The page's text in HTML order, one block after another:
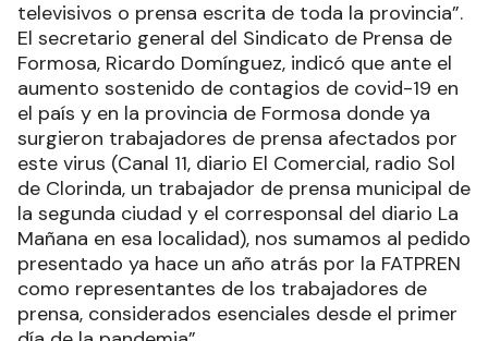
televisivos o prensa escrita de toda la provincia”.
El secretario general del Sindicato de Prensa de
Formosa, Ricardo Domínguez, indicó que ante el
aumento sostenido de contagios de covid-19 en
el país y en la provincia de Formosa donde ya
surgieron trabajadores de prensa afectados por
este virus (Canal 11, diario El Comercial, radio Sol
de Clorinda, un trabajador de prensa municipal de
la segunda ciudad y el corresponsal del diario La
Mañana en esa localidad), nos sumamos al pedido
presentado ya hace un año atrás por la FATPREN
como representantes de los trabajadores de
prensa, considerados esenciales desde el primer